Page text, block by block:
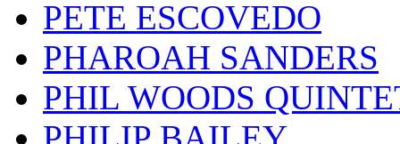
PETE ESCOVEDO
PHAROAH SANDERS
PHIL WOODS